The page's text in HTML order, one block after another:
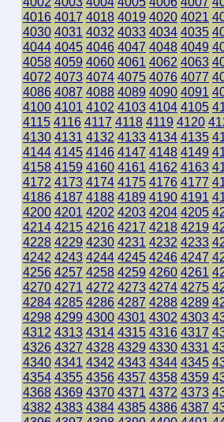
4016 4017 4018 4019 4020 4021
4030 4031 4032 4033 4034 4035
4044 4045 4046 4047 4048 4049
4058 4059 4060 4061 4062 4063
4072 4073 4074 4075 4076 4077
4086 4087 4088 4089 4090 4091
4100 4101 4102 4103 4104 4105
4115 4116 4117 4118 4119 4120
4130 4131 4132 4133 4134 4135
4144 4145 4146 4147 4148 4149
4158 4159 4160 4161 4162 4163
4172 4173 4174 4175 4176 4177
4186 4187 4188 4189 4190 4191
4200 4201 4202 4203 4204 4205
4214 4215 4216 4217 4218 4219
4228 4229 4230 4231 4232 4233
4242 4243 4244 4245 4246 4247
4256 4257 4258 4259 4260 4261
4270 4271 4272 4273 4274 4275
4284 4285 4286 4287 4288 4289
4298 4299 4300 4301 4302 4303
4312 4313 4314 4315 4316 4317
4326 4327 4328 4329 4330 4331
4340 4341 4342 4343 4344 4345
4354 4355 4356 4357 4358 4359
4368 4369 4370 4371 4372 4373
4382 4383 4384 4385 4386 4387